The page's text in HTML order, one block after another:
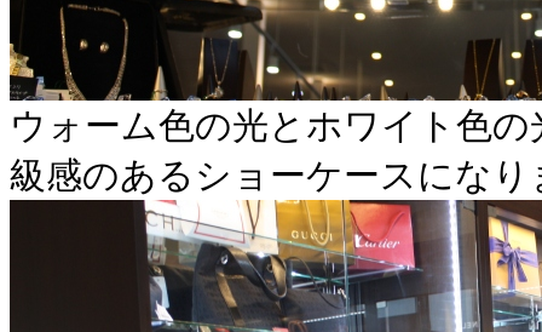
ウォーム色の光とホワイト色
級感のあるショーケースになり